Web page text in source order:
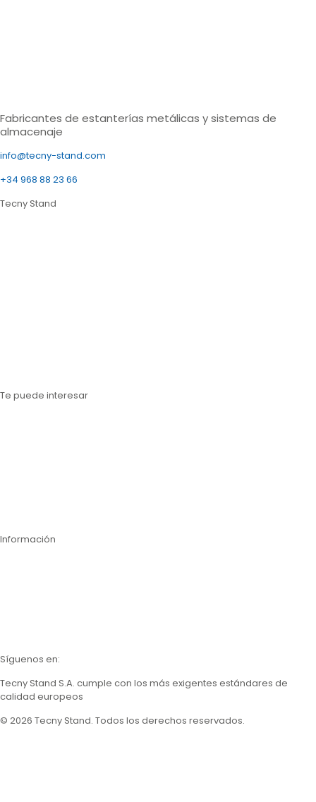
Fabricantes de estanterías metálicas y sistemas de
almacenaje
info@tecny-stand.com
+34 968 88 23 66
Tecny Stand
Te puede interesar
Información
Síguenos en:
Tecny Stand S.A. cumple con los más exigentes estándares de
calidad europeos
© 2026 Tecny Stand. Todos los derechos reservados.